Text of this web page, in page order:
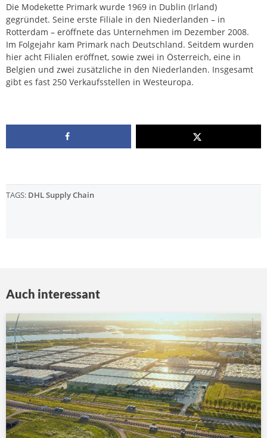
Die Modekette Primark wurde 1969 in Dublin (Irland)
gegründet. Seine erste Filiale in den Niederlanden – in
Rotterdam – eröffnete das Unternehmen im Dezember 2008.
Im Folgejahr kam Primark nach Deutschland. Seitdem wurden
hier acht Filialen eröffnet, sowie zwei in Österreich, eine in
Belgien und zwei zusätzliche in den Niederlanden. Insgesamt
gibt es fast 250 Verkaufsstellen in Westeuropa.
TAGS: DHL Supply Chain
Auch interessant